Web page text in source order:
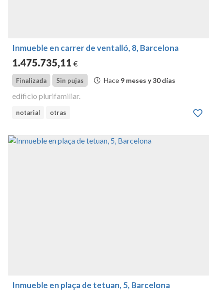
Inmueble en carrer de ventalló, 8, Barcelona
1.475.735,11 €
Finalizada Sin pujas Hace 9 meses y 30 días
edificio plurifamiliar.
notarial otras
Inmueble en plaça de tetuan, 5, Barcelona